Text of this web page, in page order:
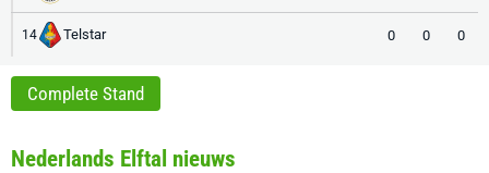
14 Telstar 0 0 0
Complete Stand
Nederlands Elftal nieuws